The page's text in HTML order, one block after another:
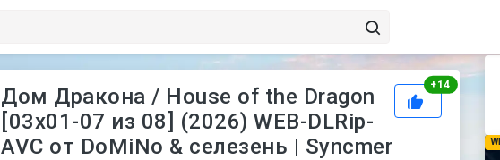
+14Рейтинг
Дом Дракона / House of the Dragon
[03х01-07 из 08] (2026) WEB-DLRip-
AVC от DoMiNo & селезень | Syncmer